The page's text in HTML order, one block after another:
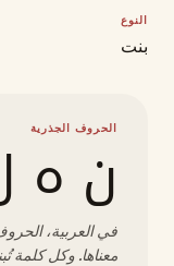
النوع
بنت
الحروف الجذرية
ن ه
في العربية،
معناها. وكل كلمة